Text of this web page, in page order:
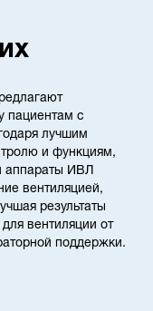
пациентам с
лучшим
и функциям,
аппараты ИВЛ
вентиляцией,
результаты
вентиляции от
поддержки.